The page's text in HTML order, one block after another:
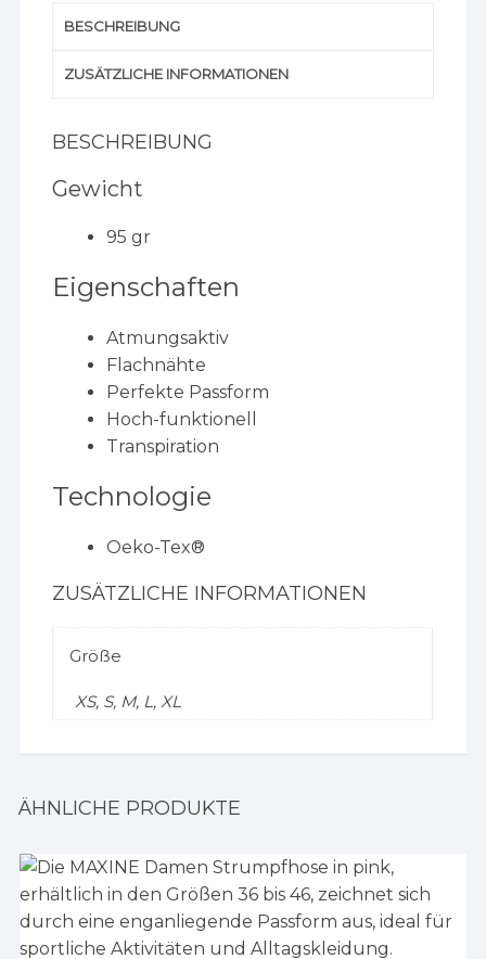
BESCHREIBUNG
ZUSÄTZLICHE INFORMATIONEN
BESCHREIBUNG
Gewicht
95 gr
Eigenschaften
Atmungsaktiv
Flachnähte
Perfekte Passform
Hoch-funktionell
Transpiration
Technologie
Oeko-Tex®
ZUSÄTZLICHE INFORMATIONEN
Größe
XS, S, M, L, XL
ÄHNLICHE PRODUKTE